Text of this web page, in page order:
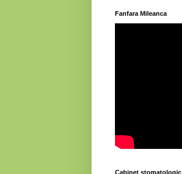
Fanfara Mileanca
Cabinet stomatologic